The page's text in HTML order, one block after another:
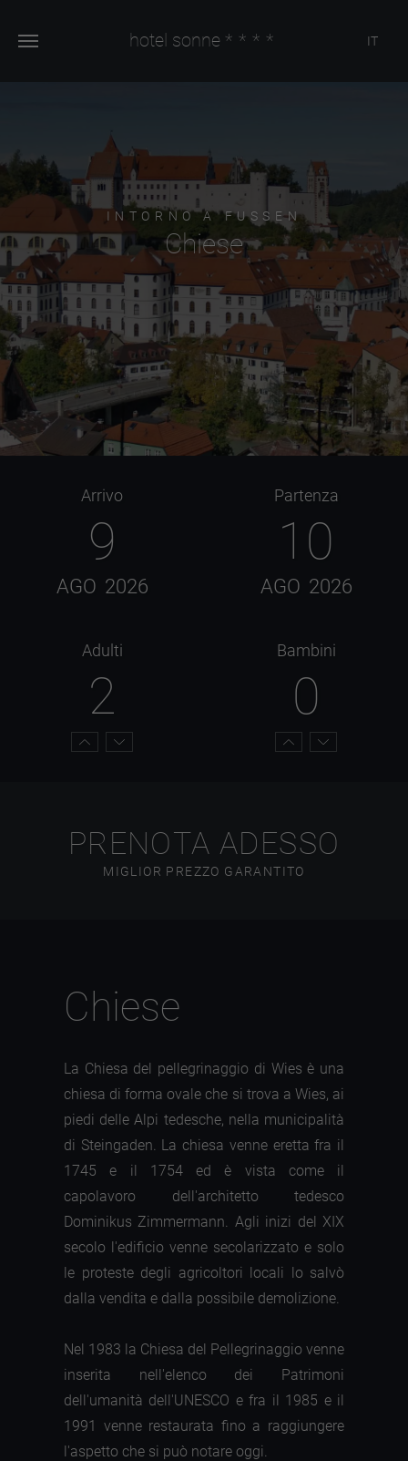
hotel sonne **** IT
INTORNO A FUSSEN
Chiese
Arrivo
9
AGO 2026
Partenza
10
AGO 2026
Adulti
2
Bambini
0
PRENOTA ADESSO
MIGLIOR PREZZO GARANTITO
Chiese
La Chiesa del pellegrinaggio di Wies è una
chiesa di forma ovale che si trova a Wies, ai
piedi delle Alpi tedesche, nella municipalità
di Steingaden. La chiesa venne eretta fra il
1745 e il 1754 ed è vista come il
capolavoro dell'architetto tedesco
Dominikus Zimmermann. Agli inizi del XIX
secolo l'edificio venne secolarizzato e solo
le proteste degli agricoltori locali lo salvò
dalla vendita e dalla possibile demolizione.
Nel 1983 la Chiesa del Pellegrinaggio venne
inserita nell'elenco dei Patrimoni
dell'umanità dell'UNESCO e fra il 1985 e il
1991 venne restaurata fino a raggiungere
l'aspetto che si può notare oggi.